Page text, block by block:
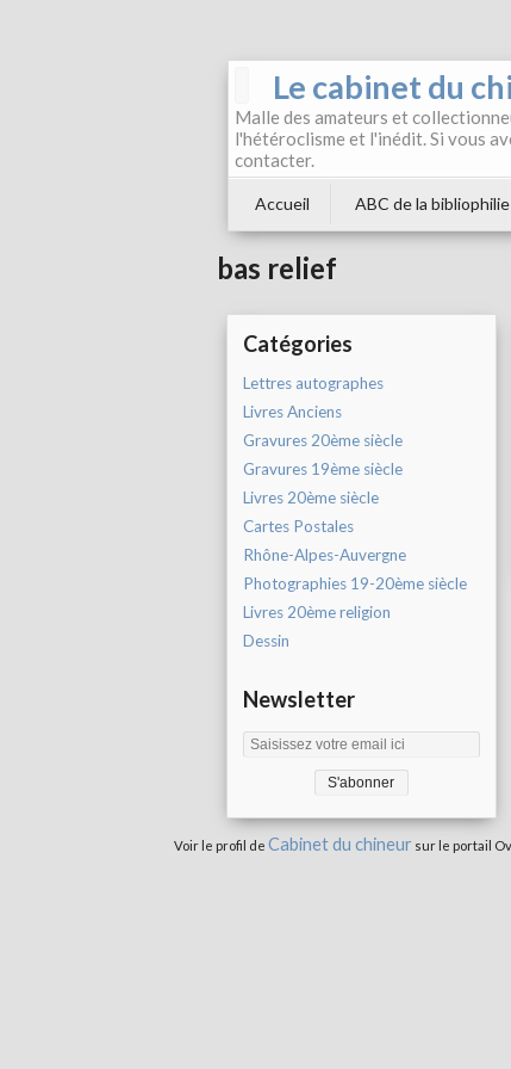
Le cabinet du
Malle des amateurs et
l'hétéroclisme et l'inédit. Si vous
contacter.
Accueil ABC de la bibliophilie
bas relief
Catégories
Lettres autographes
Livres Anciens
Gravures 20ème siècle
Gravures 19ème siècle
Livres 20ème siècle
Cartes Postales
Rhône-Alpes-Auvergne
Photographies 19-20ème siècle
Livres 20ème religion
Dessin
Newsletter
Voir le profil de Cabinet du chineur sur le portail